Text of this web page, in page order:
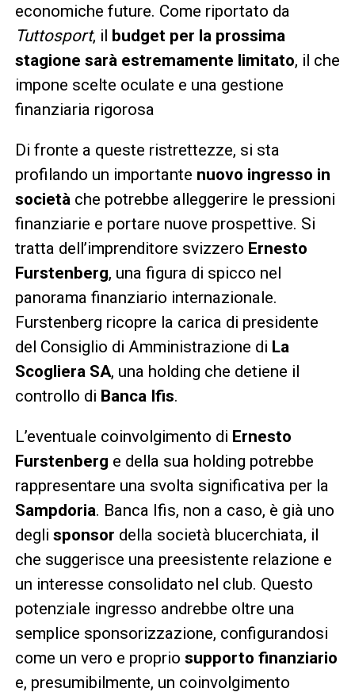
economiche future. Come riportato da
Tuttosport, il budget per la prossima
stagione sarà estremamente limitato, il che
impone scelte oculate e una gestione
finanziaria rigorosa
Di fronte a queste ristrettezze, si sta
profilando un importante nuovo ingresso in
societàche potrebbe alleggerire le pressioni
finanziarie e portare nuove prospettive. Si
tratta dell’imprenditore svizzero Ernesto
Furstenberg, una figura di spicco nel
panorama finanziario internazionale.
Furstenberg ricopre la carica di presidente
del Consiglio di Amministrazione di La
Scogliera SA, una holding che detiene il
controllo di Banca Ifis.
L’eventuale coinvolgimento di Ernesto
Furstenberg e della sua holding potrebbe
rappresentare una svolta significativa per la
Sampdoria. Banca Ifis, non a caso, è già uno
degli sponsor della società blucerchiata, il
che suggerisce una preesistente relazione e
un interesse consolidato nel club. Questo
potenziale ingresso andrebbe oltre una
semplice sponsorizzazione, configurandosi
come un vero e proprio supporto finanziario
e, presumibilmente, un coinvolgimento